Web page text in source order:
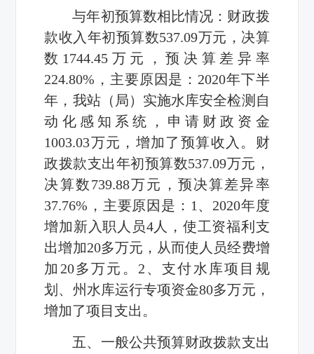
与年初预算数相比情况：财政拨
款收入年初预算数537.09万元，决算
数1744.45万元，预决算差异率
224.80%，主要原因是：2020年下半
年，我站（局）实施水库安全检测自
动化感知系统，申请财政资金
1003.03万元，增加了预算收入。财
政拨款支出年初预算数537.09万元，
决算数739.88万元，预决算差异率
37.76%，主要原因是：1、2020年度
增加新入职人员4人，使工资福利支
出增加20多万元，从而使人员经费增
加20多万元。2、支付水库项目规
划、州水库运行专项资金80多万元，
增加了项目支出。
五、一般公共预算财政拨款支出